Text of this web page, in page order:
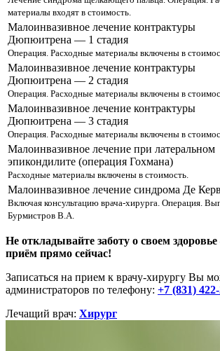
материалы входят в стоимость.
Малоинвазивное лечение контрактуры
Дюпюитрена — 1 стадия
Операция. Расходные материалы включены в
Малоинвазивное лечение контрактуры
Дюпюитрена — 2 стадия
Операция. Расходные материалы включены в
Малоинвазивное лечение контрактуры
Дюпюитрена — 3 стадия
Операция. Расходные материалы включены в
Малоинвазивное лечение при латеральном
эпикондилите (операция Гохмана)
Расходные материалы включены в стоимость.
Малоинвазивное лечение синдрома Де
Включая консультацию врача-хирурга. Операция.
Бурмистров В.А.
Не откладывайте заботу о своем
приём прямо сейчас!
Записаться на прием к врачу-хирургу Вы
администраторов по телефону: +7 (831)
Лечащий врач: Хирург